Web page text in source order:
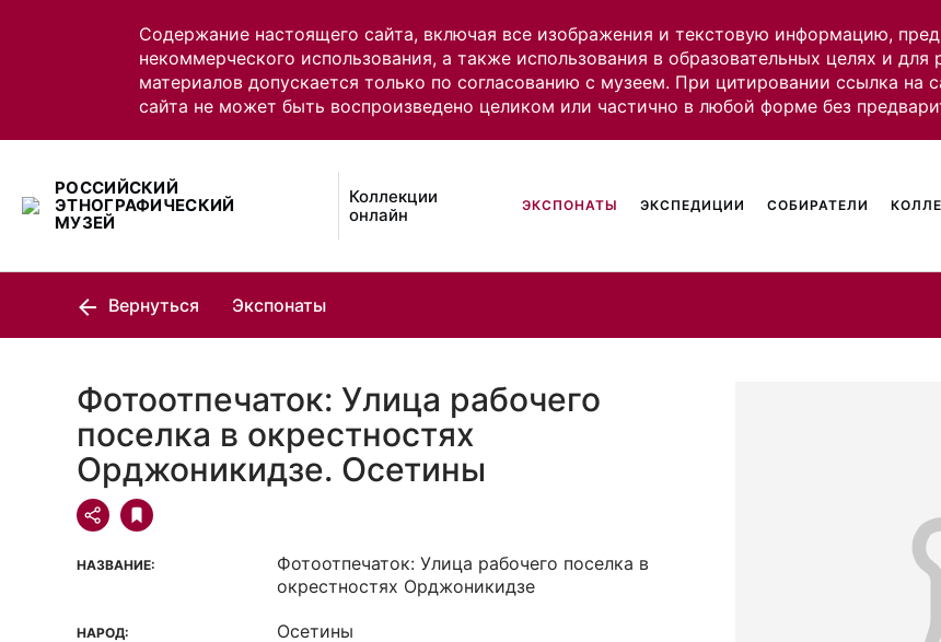
Содержание настоящего сайта, включая все изображения и текстовую информацию,
некоммерческого использования, а также использования в образовательных целях и
материалов допускается только по согласованию с музеем. При цитировании ссылка на
сайта не может быть воспроизведено целиком или частично в любой форме без
РОССИЙСКИЙ
ЭТНОГРАФИЧЕСКИЙ
МУЗЕЙ
Коллекции
онлайн
ЭКСПОНАТЫ ЭКСПЕДИЦИИ СОБИРАТЕЛИ
Вернуться Экспонаты
Фотоотпечаток: Улица рабочего
поселка в окрестностях
Орджоникидзе. Осетины
НАЗВАНИЕ:
Фотоотпечаток: Улица рабочего поселка в
окрестностях Орджоникидзе
НАРОД: Осетины